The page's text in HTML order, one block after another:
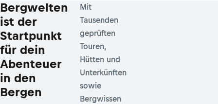
Bergwelten
ist der
Startpunkt
für dein
Abenteuer
in den
Bergen
Mit
Tausenden
geprüften
Touren,
Hütten und
Unterkünften
sowie
Bergwissen